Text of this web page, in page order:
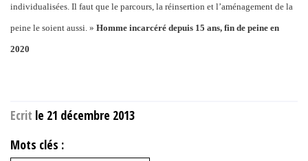
individualisées. Il faut que le parcours, la réinsertion et l’aménagement de la
peine le soient aussi. » Homme incarcéré depuis 15 ans, fin de peine en
2020
Ecrit le 21 décembre 2013
Mots clés :